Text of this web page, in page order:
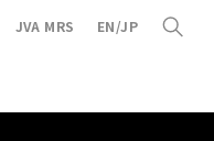
JVA MRS EN/JP